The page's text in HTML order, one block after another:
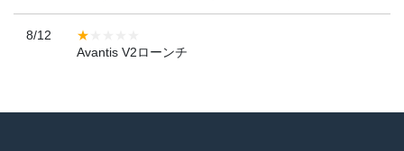
8/12
Avantis V2ローンチ